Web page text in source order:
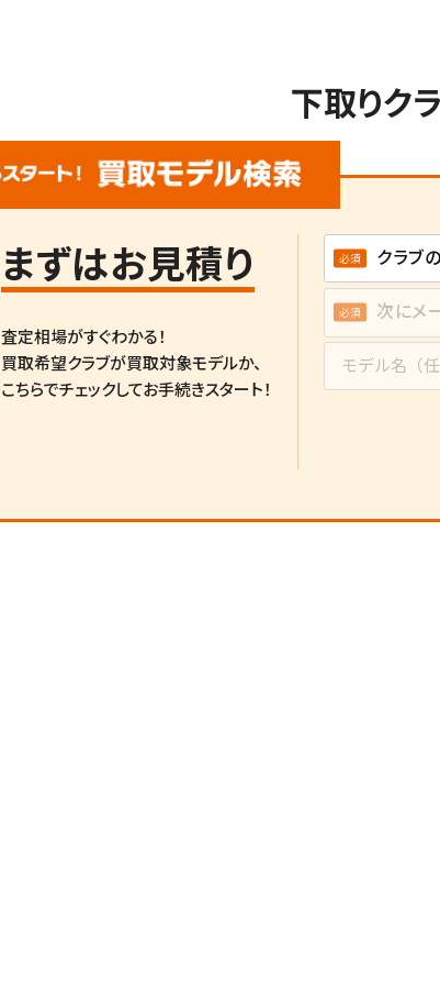
下取りク
まずはお見積り
査定相場がすぐわかる！
買取希望クラブが買取対象モデルか、
こちらでチェックしてお手続きスタート！